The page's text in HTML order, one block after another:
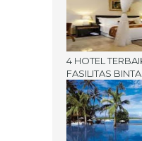
4 HOTEL
FASILITAS